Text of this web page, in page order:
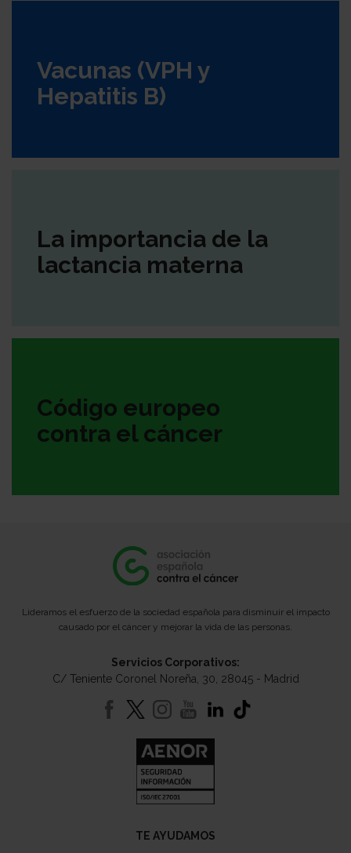
Vacunas (VPH y
Hepatitis B)
La importancia de la
lactancia materna
Código europeo
contra el cáncer
Lideramos el esfuerzo de la sociedad española para disminuir el impacto
causado por el cáncer y mejorar la vida de las personas.
Servicios Corporativos:
C/ Teniente Coronel Noreña, 30, 28045 - Madrid
TE AYUDAMOS